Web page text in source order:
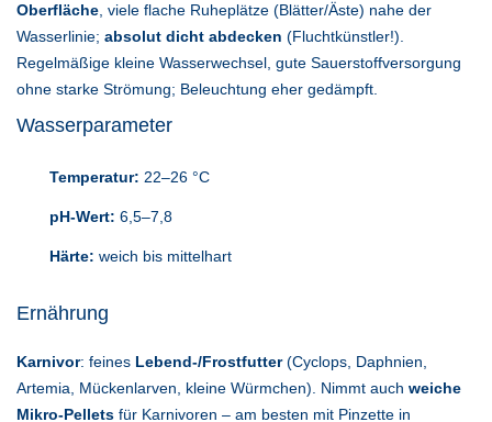
Oberfläche, viele flache Ruheplätze (Blätter/Äste) nahe der
Wasserlinie; absolut dicht abdecken (Fluchtkünstler!).
Regelmäßige kleine Wasserwechsel, gute Sauerstoffversorgung
ohne starke Strömung; Beleuchtung eher gedämpft.
Wasserparameter
Temperatur: 22–26 °C
pH-Wert: 6,5–7,8
Härte: weich bis mittelhart
Ernährung
Karnivor: feines Lebend-/Frostfutter(Cyclops, Daphnien,
Artemia, Mückenlarven, kleine Würmchen). Nimmt auch weiche
Mikro-Pellets für Karnivoren – am besten mit Pinzette in